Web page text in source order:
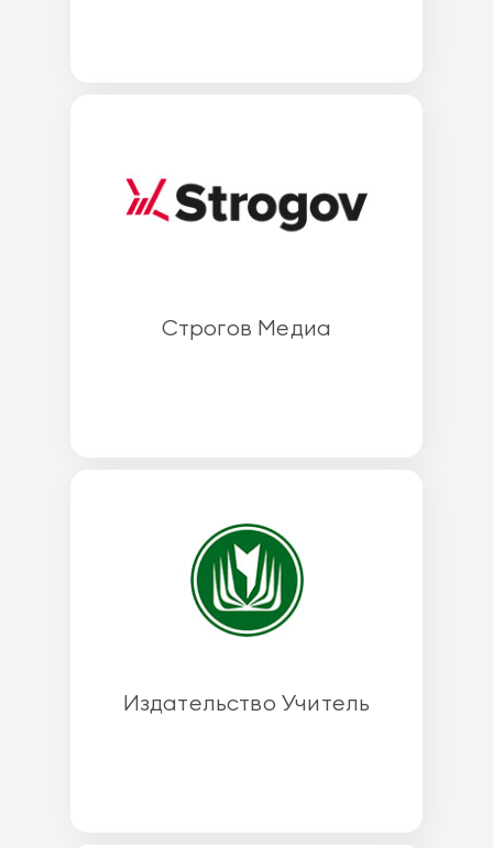
Строгов Медиа
Издательство Учитель